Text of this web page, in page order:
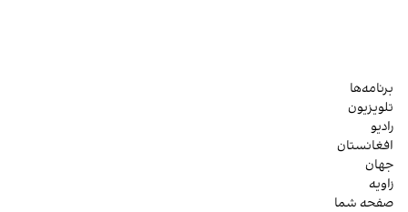
برنامه‌ها
تلویزیون
رادیو
افغانستان
جهان
زاویه
صفحه شما